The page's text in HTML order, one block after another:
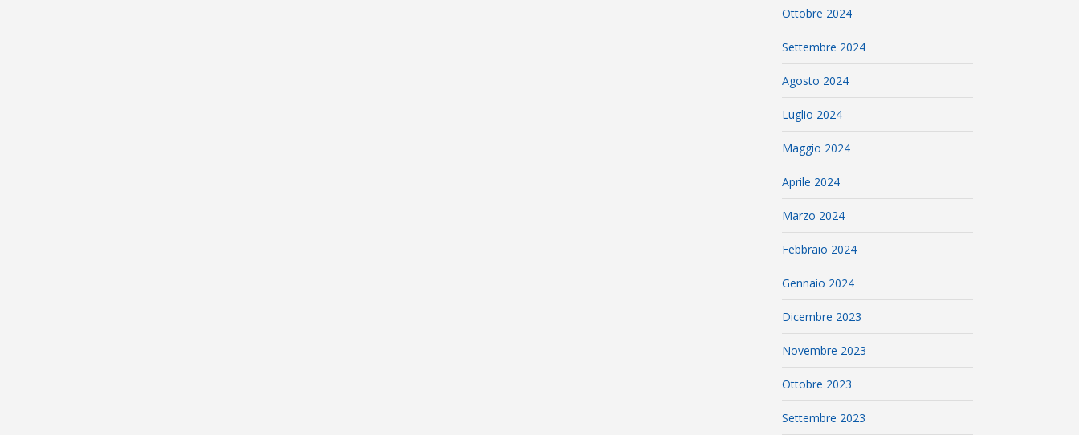
Ottobre 2024
Settembre 2024
Agosto 2024
Luglio 2024
Maggio 2024
Aprile 2024
Marzo 2024
Febbraio 2024
Gennaio 2024
Dicembre 2023
Novembre 2023
Ottobre 2023
Settembre 2023